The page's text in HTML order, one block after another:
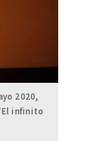
2020,
infinito